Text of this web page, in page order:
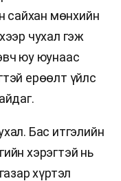
сайхан мөнхийн
чухал гэж
юу юунаас
ерөөлт үйлс
Бас итгэлийн
хэрэгтэй нь
хүртэл